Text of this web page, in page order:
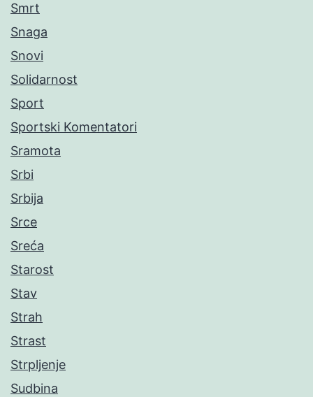
Smrt
Snaga
Snovi
Solidarnost
Sport
Sportski Komentatori
Sramota
Srbi
Srbija
Srce
Sreća
Starost
Stav
Strah
Strast
Strpljenje
Sudbina